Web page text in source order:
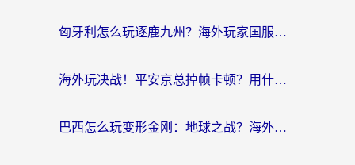
匈牙利怎么玩逐鹿九州？海外玩家国服游戏加速器终极指南（附永劫无间荣耀新三国解决方案）
海外玩决战！平安京总掉帧卡顿？用什么加速器比较好？实测指南来了
巴西怎么玩变形金刚：地球之战？海外玩家国服游戏加速终极指南（附新诛仙延迟密室逃脱18解决办法）